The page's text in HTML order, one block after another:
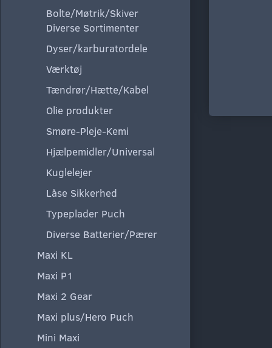
Bolte/Møtrik/Skiver
Diverse Sortimenter
Dyser/karburatordele
Værktøj
Tændrør/Hætte/Kabel
Olie produkter
Smøre-Pleje-Kemi
Hjælpemidler/Universal
Kuglelejer
Låse Sikkerhed
Typeplader Puch
Diverse Batterier/Pærer
Maxi KL
Maxi P1
Maxi 2 Gear
Maxi plus/Hero Puch
Mini Maxi